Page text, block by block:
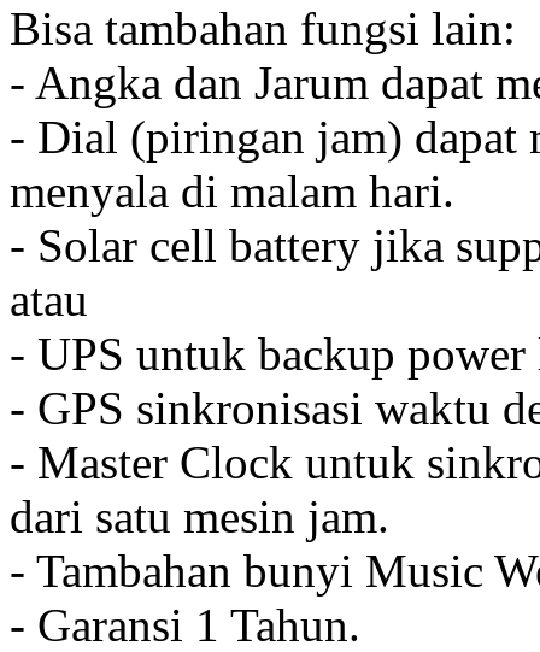
Bisa tambahan fungsi lain:
- Angka dan Jarum dapat
- Dial (piringan jam) dapat
menyala di malam hari.
- Solar cell battery jika
atau
- UPS untuk backup
- GPS sinkronisasi waktu
- Master Clock untuk
dari satu mesin jam.
- Tambahan bunyi Music
- Garansi 1 Tahun.